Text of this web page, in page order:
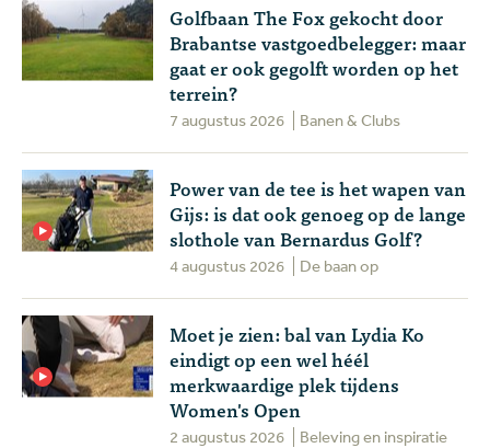
Golfbaan The Fox gekocht door
Brabantse vastgoedbelegger: maar
gaat er ook gegolft worden op het
terrein?
7 augustus 2026 Banen & Clubs
Power van de tee is het wapen van
Gijs: is dat ook genoeg op de lange
slothole van Bernardus Golf?
4 augustus 2026 De baan op
Moet je zien: bal van Lydia Ko
eindigt op een wel héél
merkwaardige plek tijdens
Women's Open
2 augustus 2026 Beleving en inspiratie